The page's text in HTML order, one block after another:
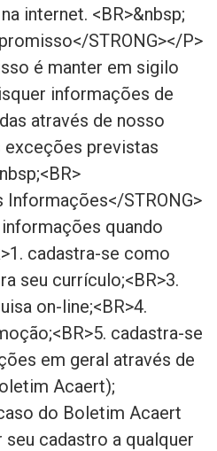
internet. <BR>&nbsp;
STRONG></P>
é manter em sigilo
informações de
através de nosso
exceções previstas
Informações</STRONG>
quando
cadastra-se como
seu currículo;<BR>3.
on-line;<BR>4.
cadastra-se
em geral através de
Acaert);
do Boletim Acaert
cadastro a qualquer